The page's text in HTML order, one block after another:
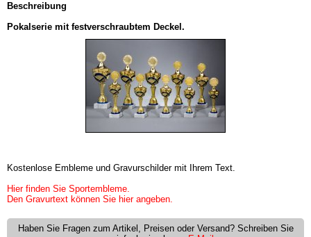
Beschreibung
Pokalserie mit festverschraubtem Deckel.
Kostenlose Embleme und Gravurschilder mit Ihrem Text.
Hier finden Sie Sportembleme.
Den Gravurtext können Sie hier angeben.
Haben Sie Fragen zum Artikel, Preisen oder Versand? Schreiben Sie